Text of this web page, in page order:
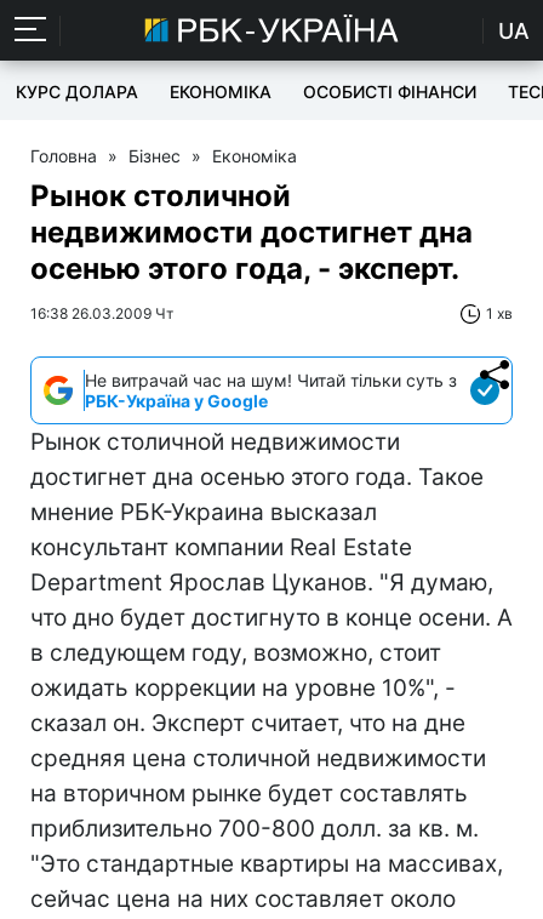
UA
КУРС ДОЛАРА ЕКОНОМІКА ОСОБИСТІ ФІНАНСИ
Головна » Бізнес » Економіка
Рынок столичной
недвижимости достигнет дна
осенью этого года, - эксперт.
16:38 26.03.2009 Чт 1 хв
Не витрачай час на шум! Читай тільки суть з
РБК-Україна у Google
Рынок столичной недвижимости
достигнет дна осенью этого года. Такое
мнение РБК-Украина высказал
консультант компании Real Estate
Department Ярослав Цуканов. "Я думаю,
что дно будет достигнуто в конце осени. А
в следующем году, возможно, стоит
ожидать коррекции на уровне 10%", -
сказал он. Эксперт считает, что на дне
средняя цена столичной недвижимости
на вторичном рынке будет составлять
приблизительно 700-800 долл. за кв. м.
"Это стандартные квартиры на массивах,
сейчас цена на них составляет около